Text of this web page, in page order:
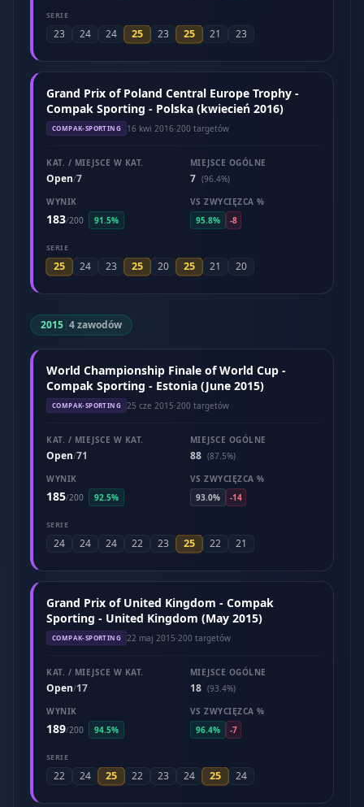
SERIE
23 24 24 25 23 25 21 23
Grand Prix of Poland Central Europe Trophy -
Compak Sporting - Polska (kwiecień 2016)
COMPAK-SPORTING 16 kwi 2016·200 targetów
KAT. / MIEJSCE W KAT.
Open/7
MIEJSCE OGÓLNE
7 (96.4%)
WYNIK
183/200 91.5%
VS ZWYCIĘZCA %
95.8%
-8
SERIE
25 24 23 25 20 25 21 20
2015|4 zawodów
World Championship Finale of World Cup -
Compak Sporting - Estonia (June 2015)
COMPAK-SPORTING 25 cze 2015·200 targetów
KAT. / MIEJSCE W KAT.
Open/71
MIEJSCE OGÓLNE
88 (87.5%)
WYNIK
185/200 92.5%
VS ZWYCIĘZCA %
93.0%
-14
SERIE
24 24 24 22 23 25 22 21
Grand Prix of United Kingdom - Compak
Sporting - United Kingdom (May 2015)
COMPAK-SPORTING 22 maj 2015·200 targetów
KAT. / MIEJSCE W KAT.
Open/17
MIEJSCE OGÓLNE
18 (93.4%)
WYNIK
189/200 94.5%
VS ZWYCIĘZCA %
96.4%
-7
SERIE
22 24 25 22 23 24 25 24